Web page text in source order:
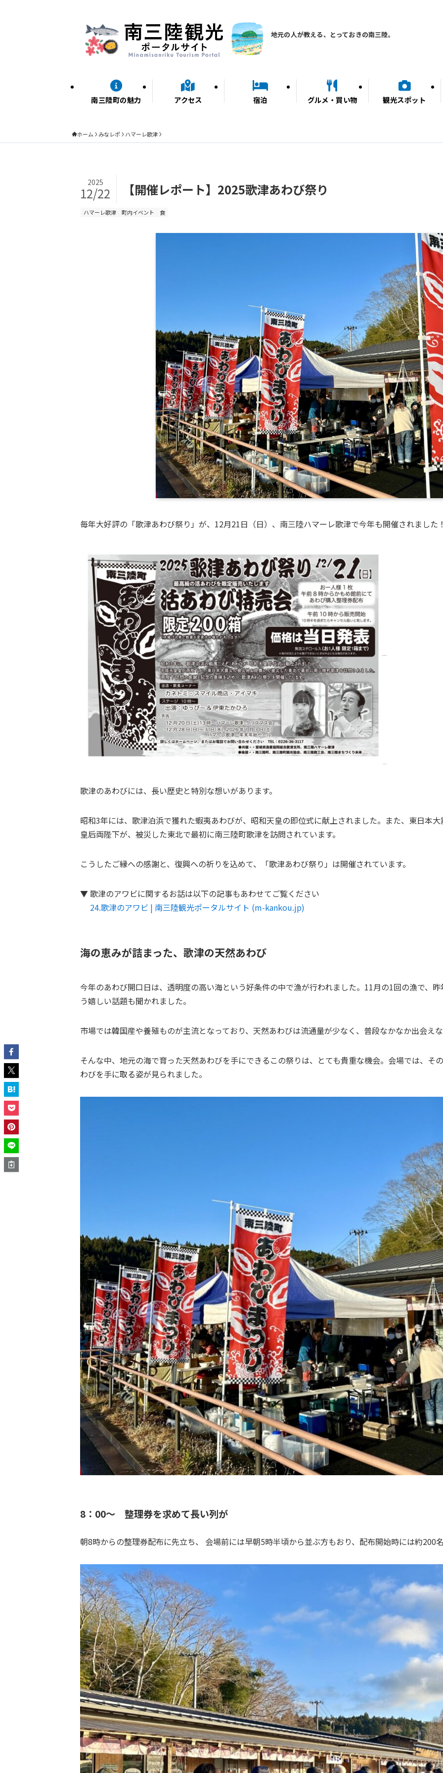
地元の人が教える、とっておきの南三陸。
南三陸町の魅力 アクセス 宿泊 グルメ・買い物 観光スポット
ホーム みなレポ ハマーレ歌津
【開催レポート】2025歌津あわび祭り
2025
12/22
ハマーレ歌津 町内イベント 食
毎年大好評の「歌津あわび祭り」が、12月21日（日）、南三陸ハマーレ歌津で今年も開催されました
歌津のあわびには、長い歴史と特別な想いがあります。
昭和3年には、歌津泊浜で獲れた蝦夷あわびが、昭和天皇の即位式に献上されました。また、東日本
皇后両陛下が、被災した東北で最初に南三陸町歌津を訪問されています。
こうしたご縁への感謝と、復興への祈りを込めて、「歌津あわび祭り」は開催されています。
▼ 歌津のアワビに関するお話は以下の記事もあわせてご覧ください
24.歌津のアワビ | 南三陸観光ポータルサイト (m-kankou.jp)
海の恵みが詰まった、歌津の天然あわび
今年のあわび開口日は、透明度の高い海という好条件の中で漁が行われました。11月の1回の漁で、
う嬉しい話題も聞かれました。
市場では韓国産や養殖ものが主流となっており、天然あわびは流通量が少なく、普段なかなか出会え
そんな中、地元の海で育った天然あわびを手にできるこの祭りは、とても貴重な機会。会場では、そ
わびを手に取る姿が見られました。
8：00～ 整理券を求めて長い列が
朝8時からの整理券配布に先立ち、 会場前には早朝5時半頃から並ぶ方もおり、配布開始時には約200